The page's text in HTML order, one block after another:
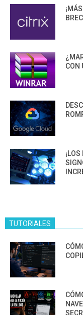
CON
TUTORIALES